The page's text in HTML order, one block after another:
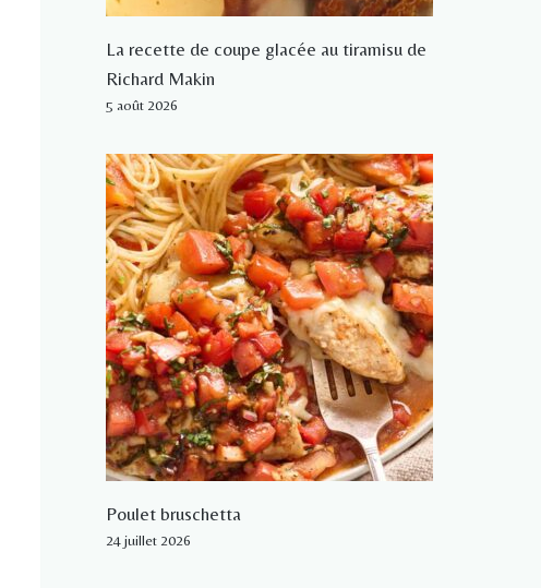
La recette de coupe glacée au tiramisu de
Richard Makin
5 août 2026
Poulet bruschetta
24 juillet 2026